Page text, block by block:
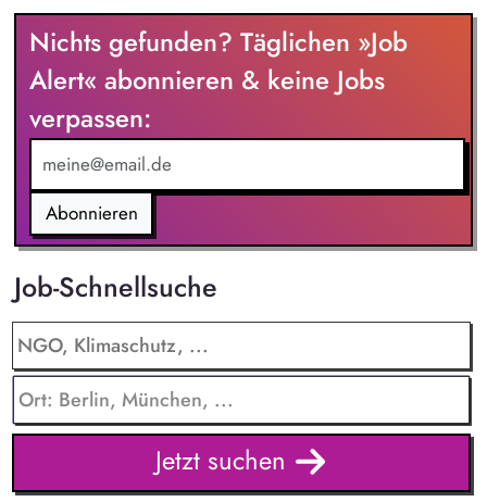
Sie begleiten die jungen Menschen langfristig und gestalten
ihren Alltag mit pädagogischer Kompetenz, Verlässlichkeit
und Herz. Pädagogische Begleitung und Betreuung:
Ganzheitliche Betreuung und Versorgung der
aufgenommenen Kinder oder Jugendlichen, Förderung
lebenspraktischer Fähigkeiten sowie Orientierung an Regeln
und sozialen Normen, Unterstützung bei der
Freizeitgestaltung und Pflege sozialer Kontakte, Förderung
sozialer Kompetenzen und Persönlichkeitsentwicklung,
Begleitung in emotionalen Krisen und Entwicklung
individueller Lösungsstrategien.
Nichts gefunden? Täglichen »Job
Alert« abonnieren & keine Jobs
verpassen:
Abonnieren
Job-Schnellsuche
Jetzt suchen